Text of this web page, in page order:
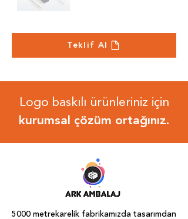
Teklif Al
Logo baskılı ürünleriniz için
kurumsal çözüm ortağınız.
5000 metrekarelik fabrikamızda tasarımdan